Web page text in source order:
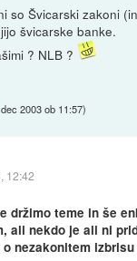
so Švicarski zakoni
švicarske banke.
? NLB ?
2003 ob 11:57)
12:42
držimo teme in še
ali nekdo je ali ni
nezakonitem